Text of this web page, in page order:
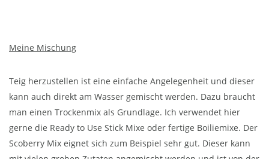
Meine Mischung
Teig herzustellen ist eine einfache Angelegenheit und dieser
kann auch direkt am Wasser gemischt werden. Dazu braucht
man einen Trockenmix als Grundlage. Ich verwendet hier
gerne die Ready to Use Stick Mixe oder fertige Boiliemixe. Der
Scoberry Mix eignet sich zum Beispiel sehr gut. Dieser kann